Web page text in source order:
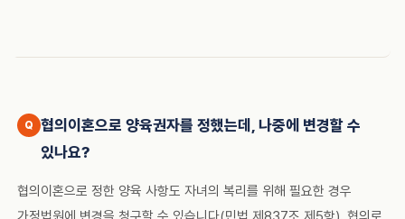
협의이혼으로 양육권자를 정했는데, 나중에 변경할 수
있나요?
협의이혼으로 정한 양육 사항도 자녀의 복리를 위해 필요한 경우